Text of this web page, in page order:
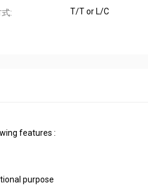
: T/T or L/C
features :
purpose